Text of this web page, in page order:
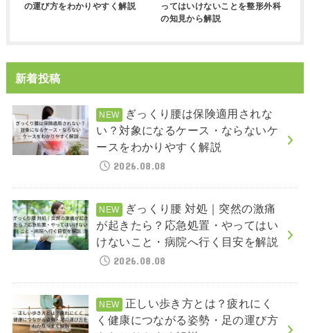
の運び方をわかりやすく解説
ってはいけないことを整形外科
の知見から解説
新着投稿
ぎっくり腰は保険適用されな
い？対象になるケース・ならないケ
ースをわかりやすく解説
2026.08.08
ぎっくり腰 対処｜突然の激痛
が起きたら？応急処置・やってはい
けないこと・病院へ行く目安を解説
2026.08.08
正しい歩き方とは？疲れにく
く健康につながる姿勢・足の運び方